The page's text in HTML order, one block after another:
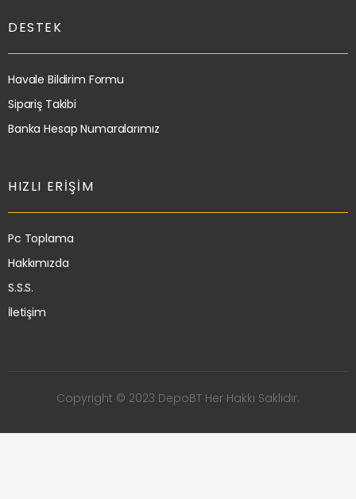
DESTEK
Havale Bildirim Formu
Sipariş Takibi
Banka Hesap Numaralarımız
HIZLI ERIŞIM
Pc Toplama
Hakkımızda
S.S.S.
İletişim
Copyright © 2023 DepoBT Her Hakkı Saklıdır.